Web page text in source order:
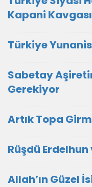
Kapani Kavgası
Türkiye
Sabetay
Gerekiyor
Artık Topa
Rüşdü
Allah’ın Güzel